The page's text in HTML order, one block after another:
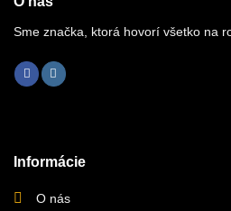
Informácie
O nás
Sme značka, ktorá hovorí všetko na